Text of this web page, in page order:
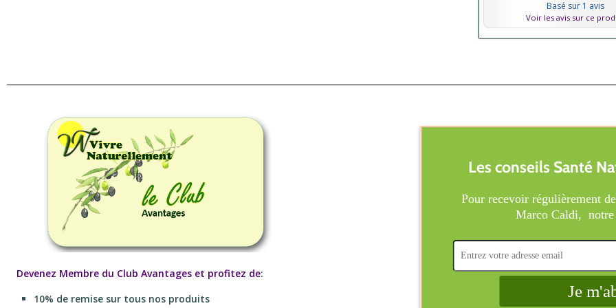
Basé sur 1 avis
Voir les avis sur ce
Devenez Membre du Club Avantages et profitez de:
10% de remise sur tous nos produits